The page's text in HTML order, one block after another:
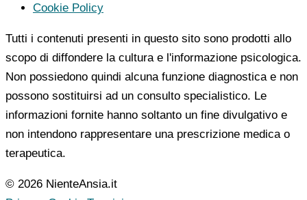
Cookie Policy
Tutti i contenuti presenti in questo sito sono prodotti allo
scopo di diffondere la cultura e l'informazione psicologica.
Non possiedono quindi alcuna funzione diagnostica e non
possono sostituirsi ad un consulto specialistico. Le
informazioni fornite hanno soltanto un fine divulgativo e
non intendono rappresentare una prescrizione medica o
terapeutica.
© 2026 NienteAnsia.it